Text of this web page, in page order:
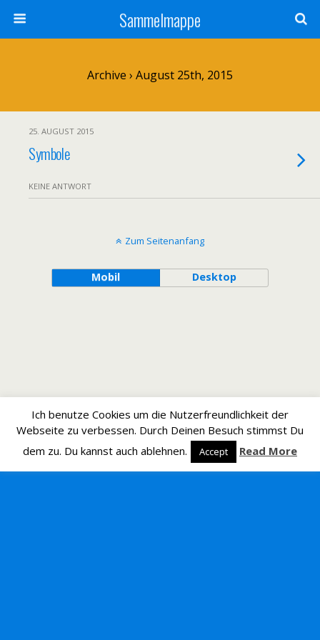
Sammelmappe
Archive › August 25th, 2015
25. AUGUST 2015
Symbole
KEINE ANTWORT
Zum Seitenanfang
Mobil Desktop
Ich benutze Cookies um die Nutzerfreundlichkeit der
Webseite zu verbessen. Durch Deinen Besuch stimmst Du
dem zu. Du kannst auch ablehnen.
Accept Read More